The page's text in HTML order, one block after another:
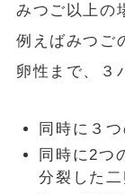
みつご以上の
例えばみつご
卵性まで、３
同時に３
同時に2つ
分裂した二